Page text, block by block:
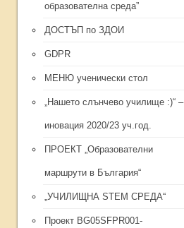
образователна среда”
ДОСТЪП по ЗДОИ
GDPR
МЕНЮ ученически стол
„Нашето слънчево училище :)“ –
иновация 2020/23 уч.год.
ПРОЕКТ „Образователни
маршрути в България“
„УЧИЛИЩНА STEM СРЕДА“
Проект BG05SFPR001-